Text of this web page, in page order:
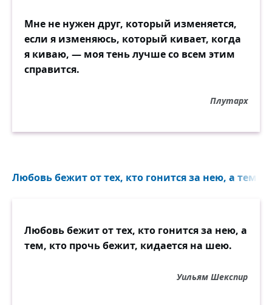
Мне не нужен друг, который изменяется,
если я изменяюсь, который кивает, когда
я киваю, — моя тень лучше со всем этим
справится.
Плутарх
Любовь бежит от тех, кто гонится за нею, а тем,
Любовь бежит от тех, кто гонится за нею, а
тем, кто прочь бежит, кидается на шею.
Уильям Шекспир